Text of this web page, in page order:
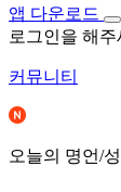
앱 다운로드
로그인을 해주
커뮤니티
오늘의 명언/